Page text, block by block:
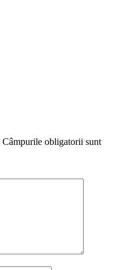
Câmpurile obligatorii sunt